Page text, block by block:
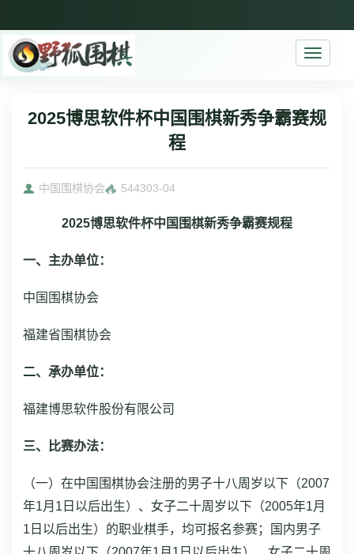
Toggle
2025博思软件杯中国围棋新秀争霸赛规
程
中国围棋协会 544303-04
2025博思软件杯中国围棋新秀争霸赛规程
一、主办单位：
中国围棋协会
福建省围棋协会
二、承办单位：
福建博思软件股份有限公司
三、比赛办法：
（一）在中国围棋协会注册的男子十八周岁以下（2007
年1月1日以后出生）、女子二十周岁以下（2005年1月
1日以后出生）的职业棋手，均可报名参赛；国内男子